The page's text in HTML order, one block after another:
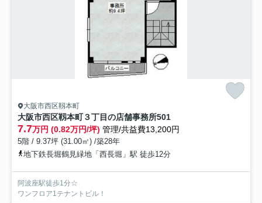
大阪市西区靱本町
大阪市西区靱本町３丁目の店舗事務所501
7.7万円 (0.82万円/坪) 管理/共益費13,200円
5階 / 9.37坪 (31.00㎡) /築28年
地下鉄長堀鶴見緑地「西長堀」駅 徒歩12分
阿波座駅徒歩1分☆
ワンフロア1テナントビル！